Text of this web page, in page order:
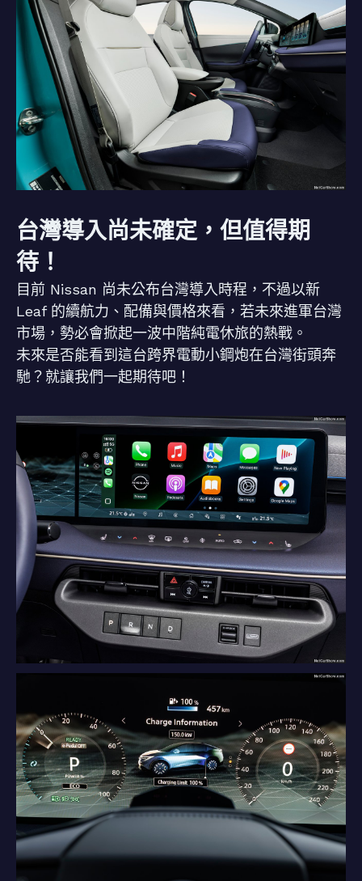
台灣導入尚未確定，但值得期
待！
目前 Nissan 尚未公布台灣導入時程，不過以新
Leaf 的續航力、配備與價格來看，若未來進軍台灣
市場，勢必會掀起一波中階純電休旅的熱戰。
未來是否能看到這台跨界電動小鋼炮在台灣街頭奔
馳？就讓我們一起期待吧！